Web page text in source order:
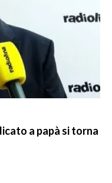
a papà si torna